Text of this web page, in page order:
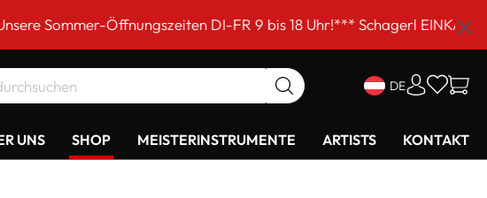
Öffnungszeiten DI-FR 9 bis 18 Uhr!*** Schagerl
DE
UNS SHOP MEISTERINSTRUMENTE ARTISTS KONTAKT